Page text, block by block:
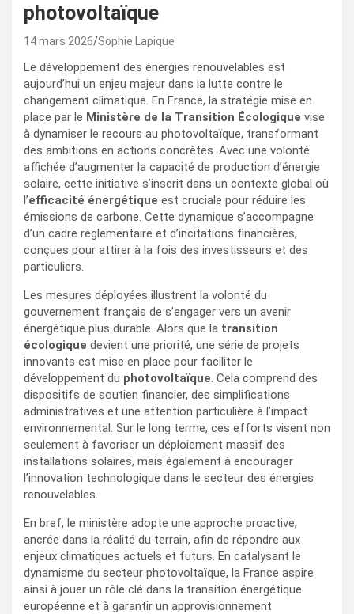
photovoltaïque
14 mars 2026 Sophie Lapique
Le développement des énergies renouvelables est
aujourd’hui un enjeu majeur dans la lutte contre le
changement climatique. En France, la stratégie mise en
place par le Ministère de la Transition Écologique vise
à dynamiser le recours au photovoltaïque, transformant
des ambitions en actions concrètes. Avec une volonté
affichée d’augmenter la capacité de production d’énergie
solaire, cette initiative s’inscrit dans un contexte global où
l’efficacité énergétique est cruciale pour réduire les
émissions de carbone. Cette dynamique s’accompagne
d’un cadre réglementaire et d’incitations financières,
conçues pour attirer à la fois des investisseurs et des
particuliers.
Les mesures déployées illustrent la volonté du
gouvernement français de s’engager vers un avenir
énergétique plus durable. Alors que la transition
écologique devient une priorité, une série de projets
innovants est mise en place pour faciliter le
développement du photovoltaïque. Cela comprend des
dispositifs de soutien financier, des simplifications
administratives et une attention particulière à l’impact
environnemental. Sur le long terme, ces efforts visent non
seulement à favoriser un déploiement massif des
installations solaires, mais également à encourager
l’innovation technologique dans le secteur des énergies
renouvelables.
En bref, le ministère adopte une approche proactive,
ancrée dans la réalité du terrain, afin de répondre aux
enjeux climatiques actuels et futurs. En catalysant le
dynamisme du secteur photovoltaïque, la France aspire
ainsi à jouer un rôle clé dans la transition énergétique
européenne et à garantir un approvisionnement